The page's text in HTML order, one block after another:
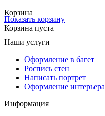
Корзина
Показать корзину
Корзина пуста
Наши услуги
Оформление в багет
Роспись стен
Написать портрет
Оформление интерьера
Информация